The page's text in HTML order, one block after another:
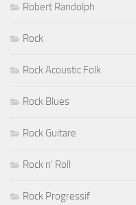
Robert Randolph
Rock
Rock Acoustic Folk
Rock Blues
Rock Guitare
Rock n' Roll
Rock Progressif